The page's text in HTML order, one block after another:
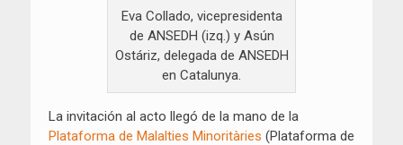
Eva Collado, vicepresidenta
de ANSEDH (izq.) y Asún
Ostáriz, delegada de ANSEDH
en Catalunya.
La invitación al acto llegó de la mano de la
Plataforma de Malalties Minoritàries (Plataforma de